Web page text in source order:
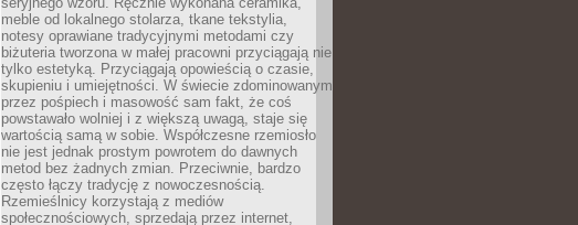
meble od lokalnego stolarza, tkane tekstylia,
notesy oprawiane tradycyjnymi metodami czy
biżuteria tworzona w małej pracowni przyciągają nie
tylko estetyką. Przyciągają opowieścią o czasie,
skupieniu i umiejętności. W świecie zdominowanym
przez pośpiech i masowość sam fakt, że coś
powstawało wolniej i z większą uwagą, staje się
wartością samą w sobie. Współczesne rzemiosło
nie jest jednak prostym powrotem do dawnych
metod bez żadnych zmian. Przeciwnie, bardzo
często łączy tradycję z nowoczesnością.
Rzemieślnicy korzystają z mediów
społecznościowych, sprzedają przez internet,